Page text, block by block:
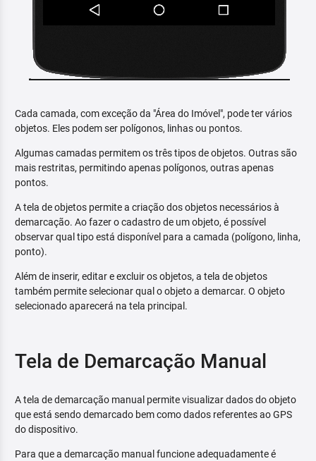
Cada camada, com exceção da "Área do Imóvel", pode ter vários
objetos. Eles podem ser polígonos, linhas ou pontos.
Algumas camadas permitem os três tipos de objetos. Outras são
mais restritas, permitindo apenas polígonos, outras apenas
pontos.
A tela de objetos permite a criação dos objetos necessários à
demarcação. Ao fazer o cadastro de um objeto, é possível
observar qual tipo está disponível para a camada (polígono, linha,
ponto).
Além de inserir, editar e excluir os objetos, a tela de objetos
também permite selecionar qual o objeto a demarcar. O objeto
selecionado aparecerá na tela principal.
Tela de Demarcação Manual
A tela de demarcação manual permite visualizar dados do objeto
que está sendo demarcado bem como dados referentes ao GPS
do dispositivo.
Para que a demarcação manual funcione adequadamente é